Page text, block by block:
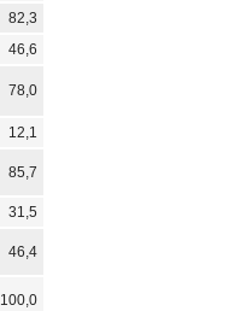
82,3
46,6
78,0
12,1
85,7
31,5
46,4
100,0